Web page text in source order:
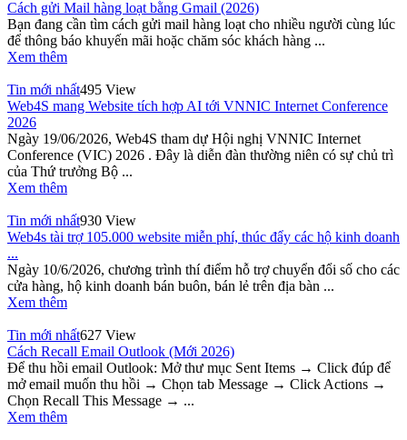
Cách gửi Mail hàng loạt bằng Gmail (2026)
Bạn đang cần tìm cách gửi mail hàng loạt cho nhiều người cùng lúc
để thông báo khuyến mãi hoặc chăm sóc khách hàng ...
Xem thêm
Tin mới nhất495 View
Web4S mang Website tích hợp AI tới VNNIC Internet Conference
2026
Ngày 19/06/2026, Web4S tham dự Hội nghị VNNIC Internet
Conference (VIC) 2026 . Đây là diễn đàn thường niên có sự chủ trì
của Thứ trưởng Bộ ...
Xem thêm
Tin mới nhất930 View
Web4s tài trợ 105.000 website miễn phí, thúc đẩy các hộ kinh doanh
...
Ngày 10/6/2026, chương trình thí điểm hỗ trợ chuyển đổi số cho các
cửa hàng, hộ kinh doanh bán buôn, bán lẻ trên địa bàn ...
Xem thêm
Tin mới nhất627 View
Cách Recall Email Outlook (Mới 2026)
Để thu hồi email Outlook: Mở thư mục Sent Items → Click đúp để
mở email muốn thu hồi → Chọn tab Message → Click Actions →
Chọn Recall This Message → ...
Xem thêm